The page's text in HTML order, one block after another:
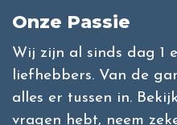
Onze Passie
Wij zijn al sinds dag 1
liefhebbers. Van de
alles er tussen in.
vragen hebt, neem